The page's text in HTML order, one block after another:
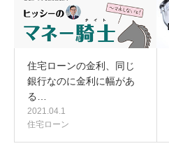
住宅ローンの金利、同じ
銀行なのに金利に幅があ
る…
2021.04.1
住宅ローン